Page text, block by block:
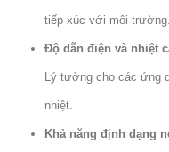
tiếp xúc với môi trường.
Độ dẫn điện và nhiệt
Lý tưởng cho các ứng
nhiệt.
Khả năng định dạng